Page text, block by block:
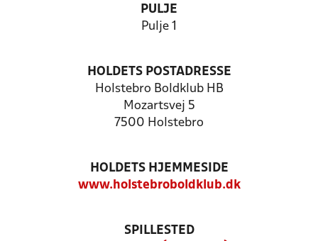
PULJE
Pulje 1
HOLDETS POSTADRESSE
Holstebro Boldklub HB
Mozartsvej 5
7500 Holstebro
HOLDETS HJEMMESIDE
www.holstebroboldklub.dk
SPILLESTED